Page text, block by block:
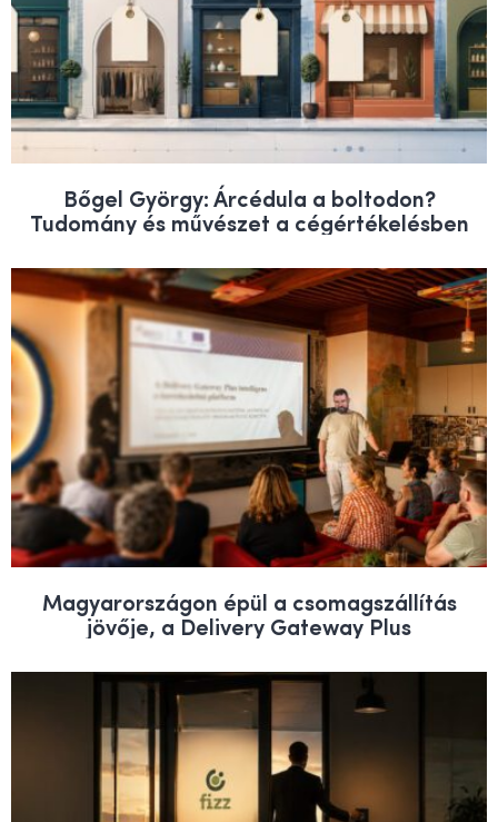
Bőgel György: Árcédula a boltodon?
Tudomány és művészet a cégértékelésben
Magyarországon épül a csomagszállítás
jövője, a Delivery Gateway Plus